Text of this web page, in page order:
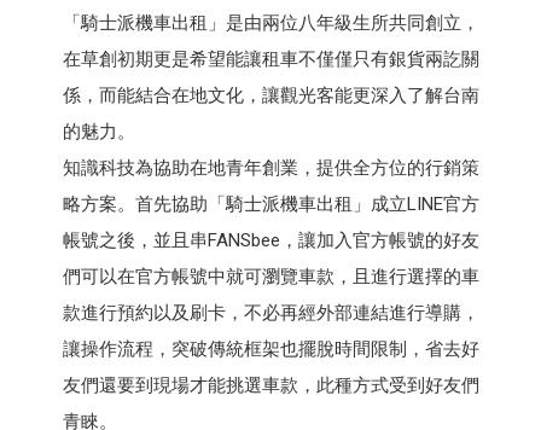
「騎士派機車出租」是由兩位八年級生所共同創立，
在草創初期更是希望能讓租車不僅僅只有銀貨兩訖關
係，而能結合在地文化，讓觀光客能更深入了解台南
的魅力。
知識科技為協助在地青年創業，提供全方位的行銷策
略方案。首先協助「騎士派機車出租」成立LINE官方
帳號之後，並且串FANSbee，讓加入官方帳號的好友
們可以在官方帳號中就可瀏覽車款，且進行選擇的車
款進行預約以及刷卡，不必再經外部連結進行導購，
讓操作流程，突破傳統框架也擺脫時間限制，省去好
友們還要到現場才能挑選車款，此種方式受到好友們
青睞。